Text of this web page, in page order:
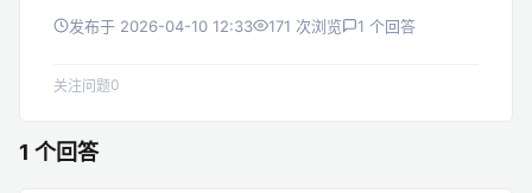
发布于 2026-04-10 12:33 171 次浏览 1 个回答
关注问题0
1 个回答